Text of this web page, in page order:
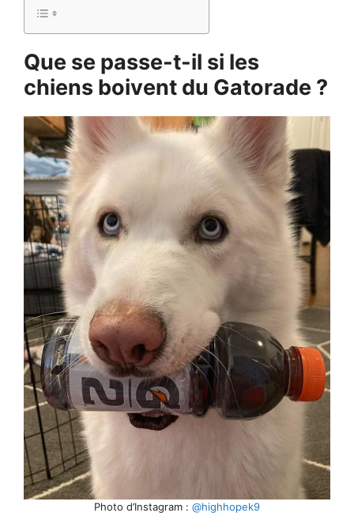
Que se passe-t-il si les
chiens boivent du Gatorade ?
Photo d’Instagram : @highhopek9